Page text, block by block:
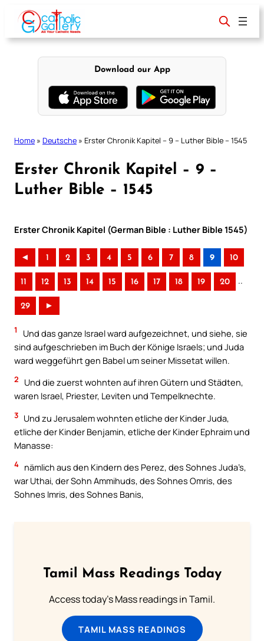
content
Download our App
Home » Deutsche » Erster Chronik Kapitel – 9 – Luther Bible – 1545
Erster Chronik Kapitel – 9 –
Luther Bible – 1545
Erster Chronik Kapitel (German Bible : Luther Bible 1545)
◄ 1 2 3 4 5 6 7 8 9 10
11 12 13 14 15 16 17 18 19 20 ..
29 ►
1
Und das ganze Israel ward aufgezeichnet, und siehe, sie
sind aufgeschrieben im Buch der Könige Israels; und Juda
ward weggeführt gen Babel um seiner Missetat willen.
2
Und die zuerst wohnten auf ihren Gütern und Städten,
waren Israel, Priester, Leviten und Tempelknechte.
3 Und zu Jerusalem wohnten etliche der Kinder Juda,
etliche der Kinder Benjamin, etliche der Kinder Ephraim und
Manasse:
4 nämlich aus den Kindern des Perez, des Sohnes Juda’s,
war Uthai, der Sohn Ammihuds, des Sohnes Omris, des
Sohnes Imris, des Sohnes Banis,
Tamil Mass Readings Today
Access today's Mass readings in Tamil.
TAMIL MASS READINGS